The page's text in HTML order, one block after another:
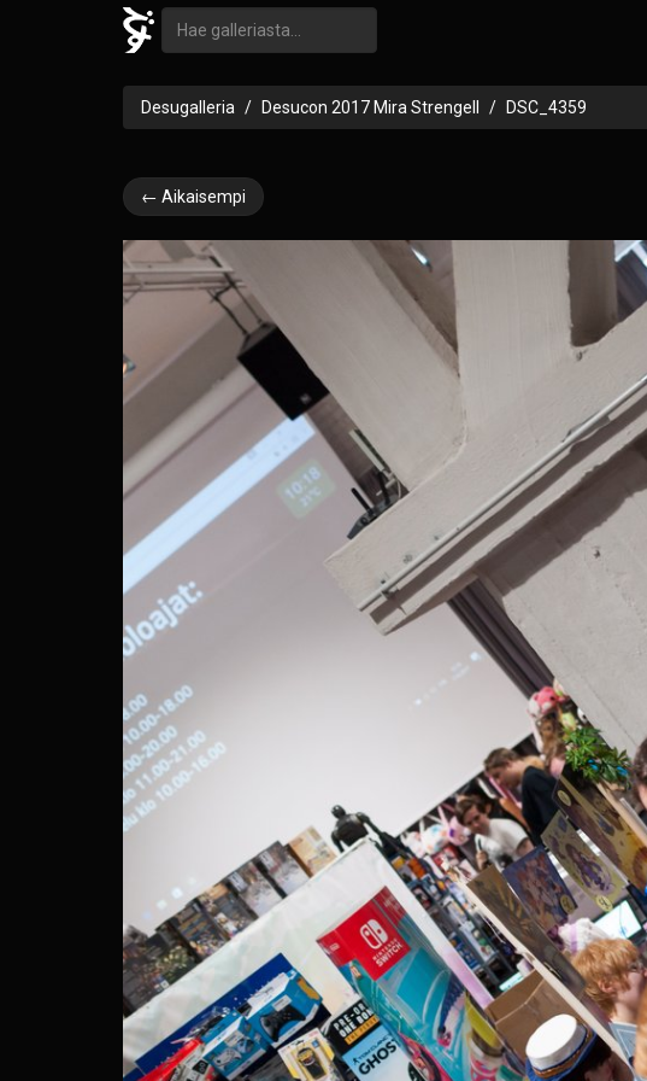
Desugalleria Desucon 2017 Mira Strengell DSC_4359
← Aikaisempi